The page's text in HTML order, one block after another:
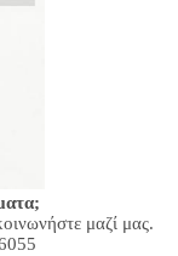
μαζί μας.